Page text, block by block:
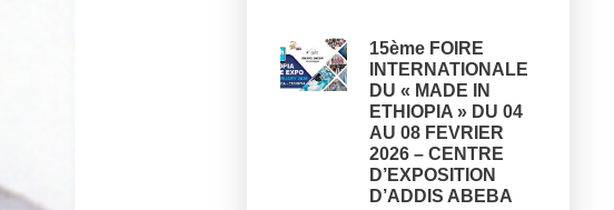
15ème FOIRE
INTERNATIONALE
DU « MADE IN
ETHIOPIA » DU 04
AU 08 FEVRIER
2026 – CENTRE
D’EXPOSITION
D’ADDIS ABEBA